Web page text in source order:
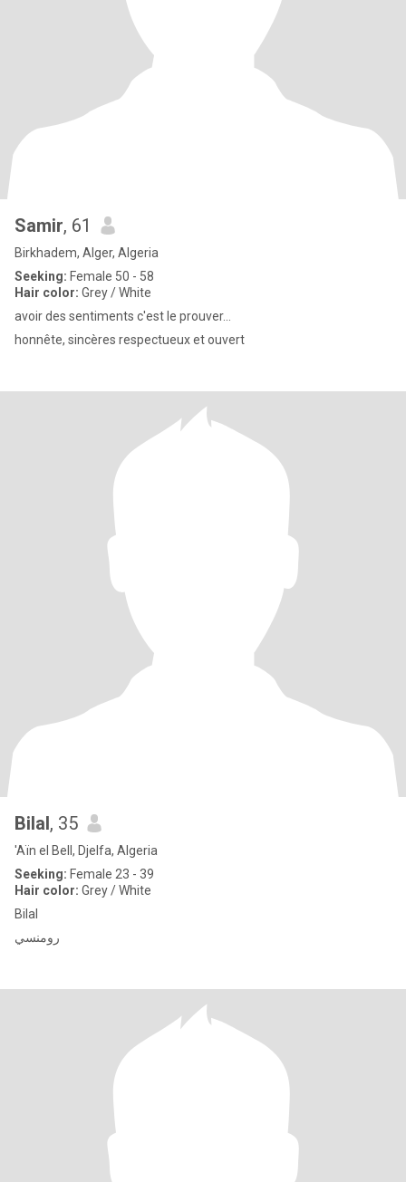
Samir, 61
Birkhadem, Alger, Algeria
Seeking: Female 50 - 58
Hair color: Grey / White
avoir des sentiments c'est le prouver...
honnête, sincères respectueux et ouvert
Bilal, 35
'Aïn el Bell, Djelfa, Algeria
Seeking: Female 23 - 39
Hair color: Grey / White
Bilal
رومنسي